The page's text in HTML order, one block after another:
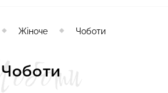
Жіноче Чоботи
Чоботи
Чоботи